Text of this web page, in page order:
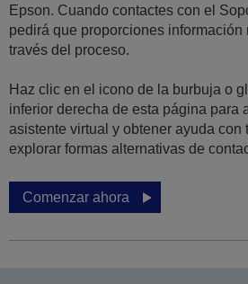
Epson. Cuando contactes con el
pedirá que proporciones información
través del proceso.
Haz clic en el icono de la burbuja o
inferior derecha de esta página para
asistente virtual y obtener ayuda con
explorar formas alternativas de
Comenzar ahora